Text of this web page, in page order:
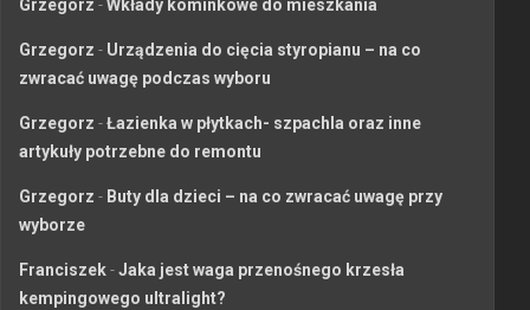
Grzegorz -Wkłady kominkowe do mieszkania
Grzegorz - Urządzenia do cięcia styropianu – na co
zwracać uwagę podczas wyboru
Grzegorz -Łazienka w płytkach- szpachla oraz inne
artykuły potrzebne do remontu
Grzegorz - Buty dla dzieci – na co zwracać uwagę przy
wyborze
Franciszek-Jaka jest waga przenośnego krzesła
kempingowego ultralight?